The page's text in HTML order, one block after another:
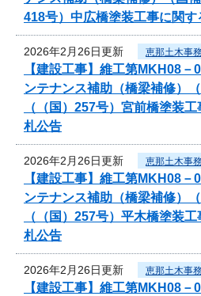
418号）中広橋塗装工事に関
2026年2月26日更新 恵那土木事
【建設工事】維工第MKH08
ンテナンス補助（橋梁補修）
（（国）257号）宮前橋塗装
札公告
2026年2月26日更新 恵那土木事
【建設工事】維工第MKH08
ンテナンス補助（橋梁補修）
（（国）257号）平木橋塗装
札公告
2026年2月26日更新 恵那土木事
【建設工事】維工第MKH08